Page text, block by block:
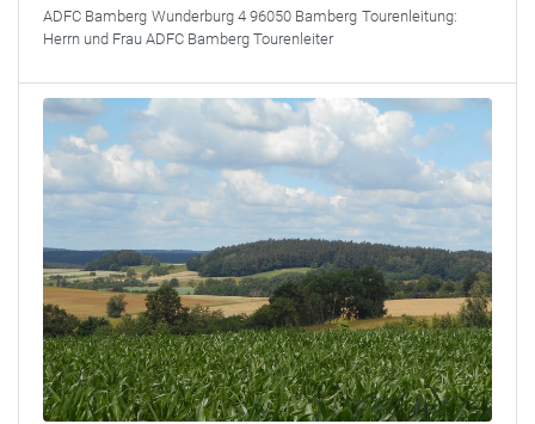
ADFC Bamberg Wunderburg 4 96050 Bamberg Tourenleitung:
Herrn und Frau ADFC Bamberg Tourenleiter